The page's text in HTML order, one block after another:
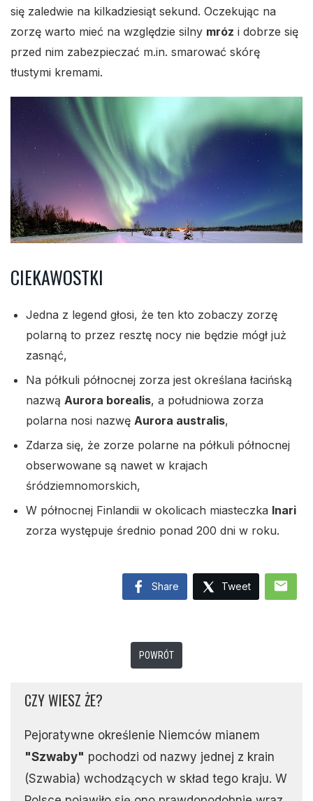
się zaledwie na kilkadziesiąt sekund. Oczekując na
zorzę warto mieć na względzie silny mróz i dobrze się
przed nim zabezpieczać m.in. smarować skórę
tłustymi kremami.
CIEKAWOSTKI
Jedna z legend głosi, że ten kto zobaczy zorzę
polarną to przez resztę nocy nie będzie mógł już
zasnąć,
Na półkuli północnej zorza jest określana łacińską
nazwą Aurora borealis, a południowa zorza
polarna nosi nazwę Aurora australis,
Zdarza się, że zorze polarne na półkuli północnej
obserwowane są nawet w krajach
śródziemnomorskich,
W północnej Finlandii w okolicach miasteczka Inari
zorza występuje średnio ponad 200 dni w roku.
Share Tweet mail
POWRÓT
CZY WIESZ ŻE?
Pejoratywne określenie Niemców mianem
"Szwaby" pochodzi od nazwy jednej z krain
(Szwabia) wchodzących w skład tego kraju. W